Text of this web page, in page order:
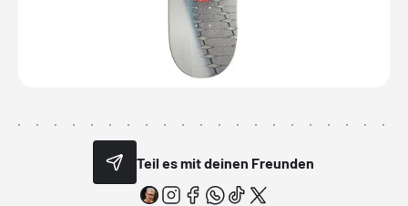
Teil es mit deinen Freunden